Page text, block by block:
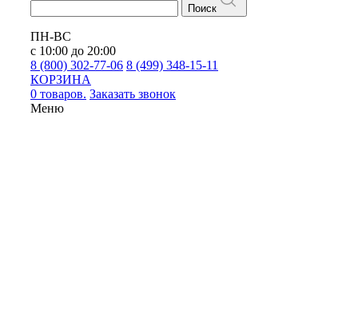
Поиск
ПН-ВС
с 10:00 до 20:00
8 (800) 302-77-06 8 (499) 348-15-11
КОРЗИНА
0 товаров. Заказать звонок
Меню